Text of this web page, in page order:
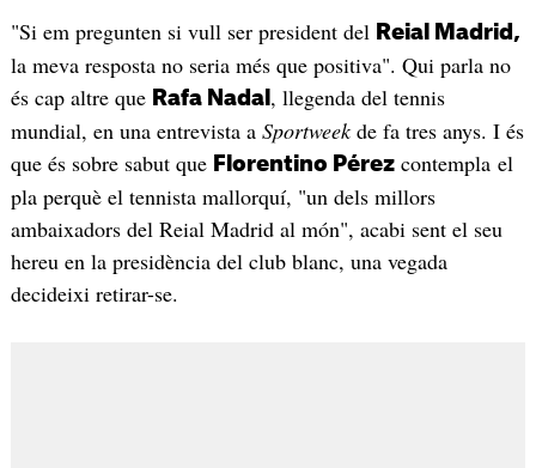
"Si em pregunten si vull ser president del Reial Madrid,
la meva resposta no seria més que positiva". Qui parla no
és cap altre que Rafa Nadal , llegenda del tennis
mundial, en una entrevista a Sportweekde fa tres anys. I és
que és sobre sabut que Florentino Pérezcontempla el
pla perquè el tennista mallorquí, "un dels millors
ambaixadors del Reial Madrid al món", acabi sent el seu
hereu en la presidència del club blanc, una vegada
decideixi retirar-se.